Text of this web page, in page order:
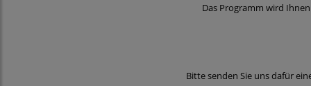
Das Programm wird
Bitte senden Sie uns dafür